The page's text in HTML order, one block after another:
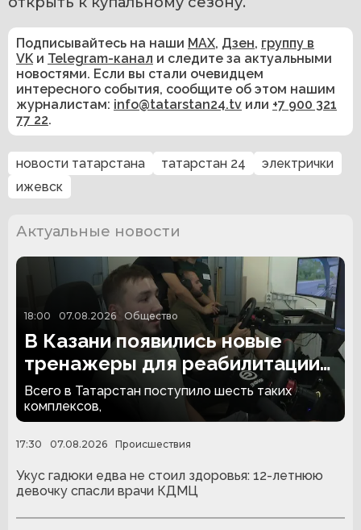
Подписывайтесь на наши MAX, Дзен, группу в
VK и Telegram-канал и следите за актуальными
новостями. Если вы стали очевидцем
интересного события, сообщите об этом нашим
журналистам: info@tatarstan24.tv или +7 900 321
77 22.
новости татарстана татарстан 24
электрички
ижевск
Актуальные новости
18:00 07.08.2026 Общество
В Казани появились новые
тренажеры для реабилитации
людей с ампутациями
Всего в Татарстан поступило шесть таких
комплексов,
17:30 07.08.2026 Происшествия
Укус гадюки едва не стоил здоровья: 12-летнюю
девочку спасли врачи КДМЦ